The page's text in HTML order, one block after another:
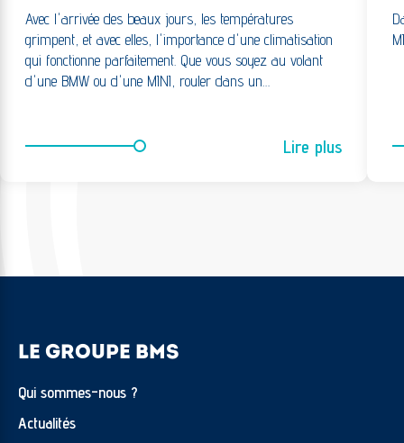
Avec l'arrivée des beaux jours, les températures
grimpent, et avec elles, l'importance d'une climatisation
qui fonctionne parfaitement. Que vous soyez au volant
d'une BMW ou d'une MINI, rouler dans un…
Lire plus
LE GROUPE BMS
Qui sommes-nous ?
Actualités